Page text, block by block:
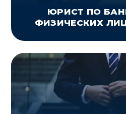
ЮРИСТ ПО
ФИЗИЧЕСКИХ